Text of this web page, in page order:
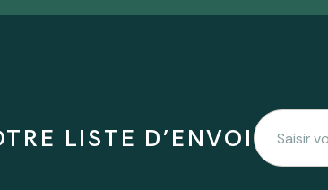
LISTE D'ENVOI